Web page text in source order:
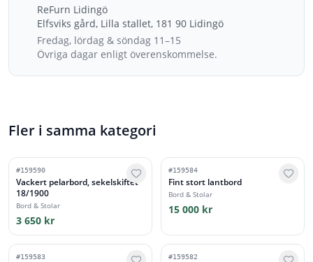
ReFurn Lidingö
Elfsviks gård, Lilla stallet, 181 90 Lidingö
Fredag, lördag & söndag 11–15
Övriga dagar enligt överenskommelse.
Fler i samma kategori
#159590
Vackert pelarbord, sekelskiftet
18/1900
Bord & Stolar
3 650 kr
#159584
Fint stort lantbord
Bord & Stolar
15 000 kr
#159583 #159582